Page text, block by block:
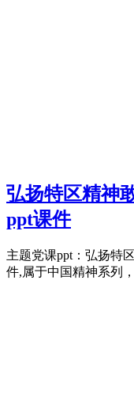
弘扬特区精神
ppt课件
主题党课ppt：弘扬特
件,属于中国精神系列